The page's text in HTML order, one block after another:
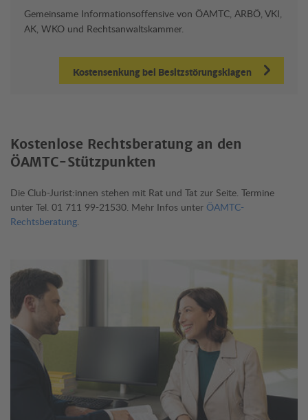
Gemeinsame Informationsoffensive von ÖAMTC, ARBÖ, VKI,
AK, WKO und Rechtsanwaltskammer.
Kostensenkung bei Besitzstörungsklagen
Kostenlose Rechtsberatung an den
ÖAMTC-Stützpunkten
Die Club-Jurist:innen stehen mit Rat und Tat zur Seite. Termine
unter Tel. 01 711 99-21530. Mehr Infos unter ÖAMTC-
Rechtsberatung.